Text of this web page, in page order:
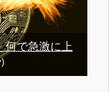
何で急激に上